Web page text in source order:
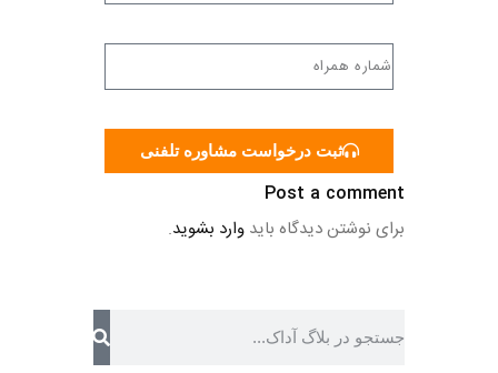
ثبت درخواست مشاوره تلفنی
Post a comment
برای نوشتن دیدگاه باید وارد بشوید.